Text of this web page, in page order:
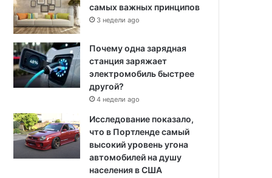
самых важных принципов
3 недели ago
Почему одна зарядная
станция заряжает
электромобиль быстрее
другой?
4 недели ago
Исследование показало,
что в Портленде самый
высокий уровень угона
автомобилей на душу
населения в США